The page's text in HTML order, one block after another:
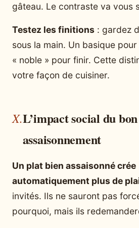
gâteau. Le contraste va vous
Testez les finitions : gardez
sous la main. Un basique
« noble » pour finir. Cette
votre façon de cuisiner.
L’impact social du bon
assaisonnement
Un plat bien assaisonné crée
automatiquement plus de
invités. Ils ne sauront pas
pourquoi, mais ils